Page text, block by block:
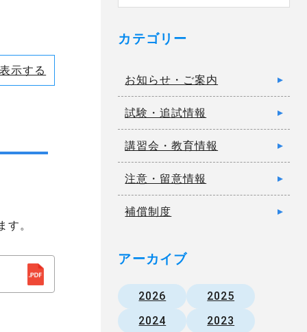
示する
。
カテゴリー
お知らせ・ご案内
試験・追試情報
講習会・教育情報
注意・留意情報
補償制度
アーカイブ
2026
2025
2024
2023